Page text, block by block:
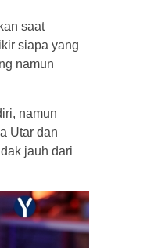
saat
siapa yang
namun
namun
Utar dan
jauh dari